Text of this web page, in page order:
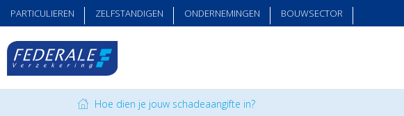
PARTICULIEREN ZELFSTANDIGEN ONDERNEMINGEN BOUWSECTOR
Hoe dien je jouw schadeaangifte in?